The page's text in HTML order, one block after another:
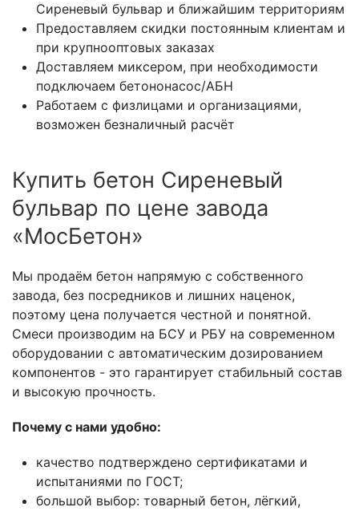
Сиреневый бульвар и ближайшим территориям
Предоставляем скидки постоянным клиентам и
при крупнооптовых заказах
Доставляем миксером, при необходимости
подключаем бетононасос/АБН
Работаем с физлицами и организациями,
возможен безналичный расчёт
Купить бетон Сиреневый
бульвар по цене завода
«МосБетон»
Мы продаём бетон напрямую с собственного
завода, без посредников и лишних наценок,
поэтому цена получается честной и понятной.
Смеси производим на БСУ и РБУ на современном
оборудовании с автоматическим дозированием
компонентов - это гарантирует стабильный состав
и высокую прочность.
Почему с нами удобно:
качество подтверждено сертификатами и
испытаниями по ГОСТ;
большой выбор: товарный бетон, лёгкий,